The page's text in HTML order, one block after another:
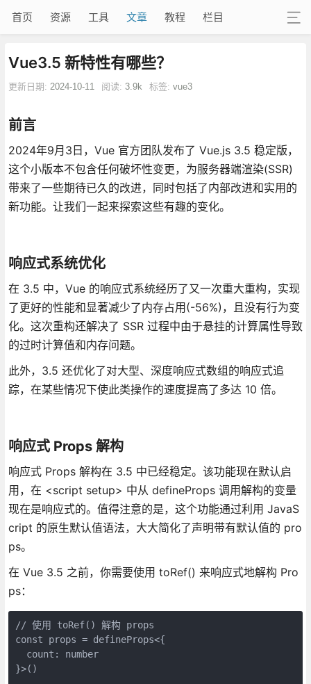
首页 资源 工具 文章 教程 栏目
Vue3.5 新特性有哪些？
更新日期: 2024-10-11 阅读: 3.9k 标签: vue3
前言
2024年9月3日，Vue 官方团队发布了 Vue.js 3.5 稳定版，
这个小版本不包含任何破坏性变更，为服务器端渲染(SSR)
带来了一些期待已久的改进，同时包括了内部改进和实用的
新功能。让我们一起来探索这些有趣的变化。
响应式系统优化
在 3.5 中，Vue 的响应式系统经历了又一次重大重构，实现
了更好的性能和显著减少了内存占用(-56%)，且没有行为变
化。这次重构还解决了 SSR 过程中由于悬挂的计算属性导致
的过时计算值和内存问题。
此外，3.5 还优化了对大型、深度响应式数组的响应式追
踪，在某些情况下使此类操作的速度提高了多达 10 倍。
响应式 Props 解构
响应式 Props 解构在 3.5 中已经稳定。该功能现在默认启
用，在 <script setup> 中从 defineProps 调用解构的变量
现在是响应式的。值得注意的是，这个功能通过利用 JavaS
cript 的原生默认值语法，大大简化了声明带有默认值的 pro
ps。
在 Vue 3.5 之前，你需要使用 toRef() 来响应式地解构 Pro
ps：
// 使用 toRef() 解构 props
const props = defineProps<{
  count: number
}>()